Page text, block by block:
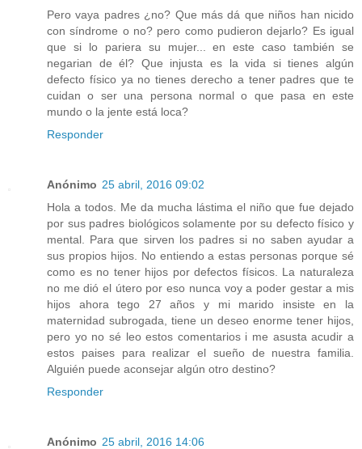
Pero vaya padres ¿no? Que más dá que niños han nicido
con síndrome o no? pero como pudieron dejarlo? Es igual
que si lo pariera su mujer... en este caso también se
negarian de él? Que injusta es la vida si tienes algún
defecto físico ya no tienes derecho a tener padres que te
cuidan o ser una persona normal o que pasa en este
mundo o la jente está loca?
Responder
Anónimo 25 abril, 2016 09:02
Hola a todos. Me da mucha lástima el niño que fue dejado
por sus padres biológicos solamente por su defecto físico y
mental. Para que sirven los padres si no saben ayudar a
sus propios hijos. No entiendo a estas personas porque sé
como es no tener hijos por defectos físicos. La naturaleza
no me dió el útero por eso nunca voy a poder gestar a mis
hijos ahora tego 27 años y mi marido insiste en la
maternidad subrogada, tiene un deseo enorme tener hijos,
pero yo no sé leo estos comentarios i me asusta acudir a
estos paises para realizar el sueño de nuestra familia.
Alguién puede aconsejar algún otro destino?
Responder
Anónimo 25 abril, 2016 14:06